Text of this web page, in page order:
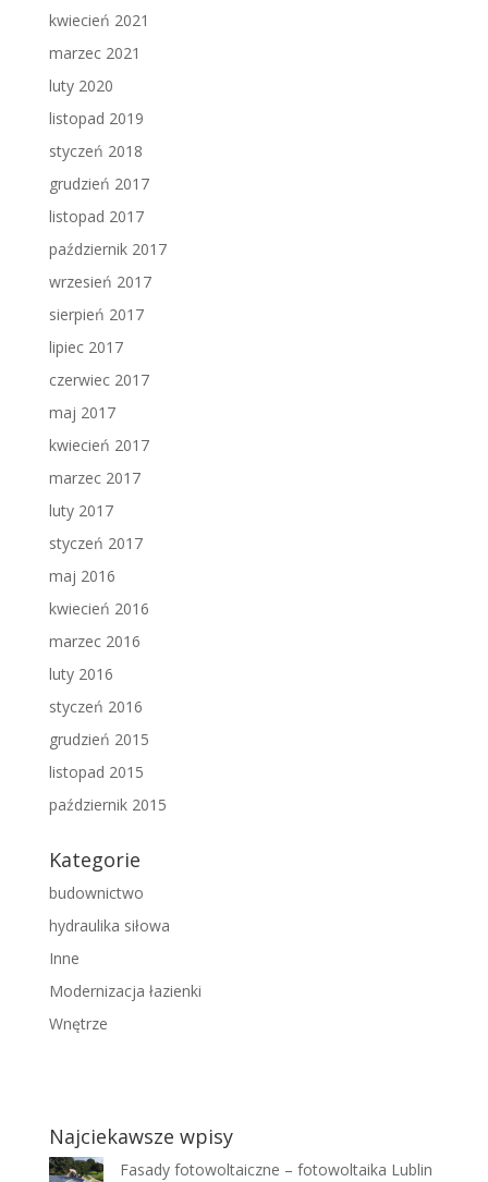
kwiecień 2021
marzec 2021
luty 2020
listopad 2019
styczeń 2018
grudzień 2017
listopad 2017
październik 2017
wrzesień 2017
sierpień 2017
lipiec 2017
czerwiec 2017
maj 2017
kwiecień 2017
marzec 2017
luty 2017
styczeń 2017
maj 2016
kwiecień 2016
marzec 2016
luty 2016
styczeń 2016
grudzień 2015
listopad 2015
październik 2015
Kategorie
budownictwo
hydraulika siłowa
Inne
Modernizacja łazienki
Wnętrze
Najciekawsze wpisy
Fasady fotowoltaiczne – fotowoltaika Lublin